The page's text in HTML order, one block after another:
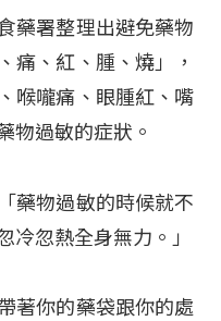
藥署整理出避免藥物
痛、紅、腫、燒」，
喉嚨痛、眼腫紅、嘴
物過敏的症狀。
藥物過敏的時候就不
冷忽熱全身無力。」
著你的藥袋跟你的處